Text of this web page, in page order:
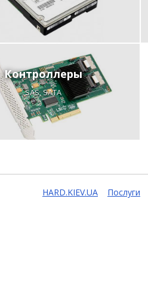
Контроллеры
SAS, SATA
HARD.KIEV.UA Послуги